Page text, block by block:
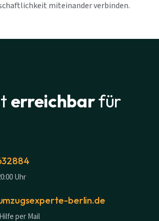
miteinander verbinden.
erreichbarfür
Uhr
berlin.de
per Mail